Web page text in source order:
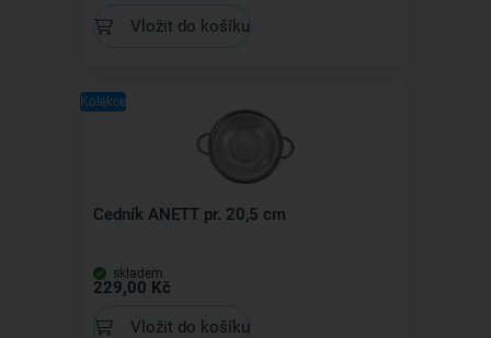
Vložit do košíku
Kolekce
Cedník ANETT pr. 20,5 cm
skladem
229,00 Kč
Vložit do košíku